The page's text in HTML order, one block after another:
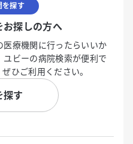
を探す
お探しの方へ
医療機関に行ったらいいか
ビーの病院検索が便利で
ひご利用ください。
探す